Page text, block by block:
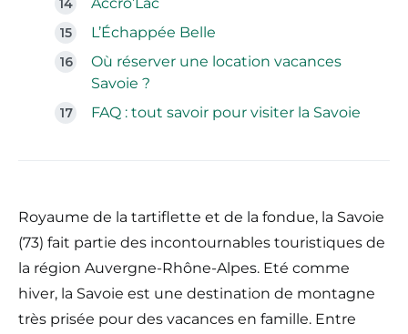
L’Échappée Belle
Où réserver une location vacances
Savoie ?
FAQ : tout savoir pour visiter la Savoie
Royaume de la tartiflette et de la fondue, la Savoie
(73) fait partie des incontournables touristiques de
la région Auvergne-Rhône-Alpes. Eté comme
hiver, la Savoie est une destination de montagne
très prisée pour des vacances en famille. Entre